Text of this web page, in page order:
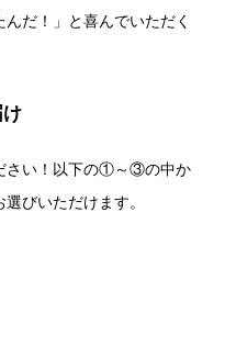
だ！」と喜んでいただく
さい！以下の①～③の中か
びいただけます。